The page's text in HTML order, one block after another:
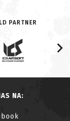
PARTNER
NA: